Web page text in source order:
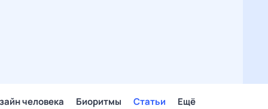
человека Биоритмы Статьи Ещё